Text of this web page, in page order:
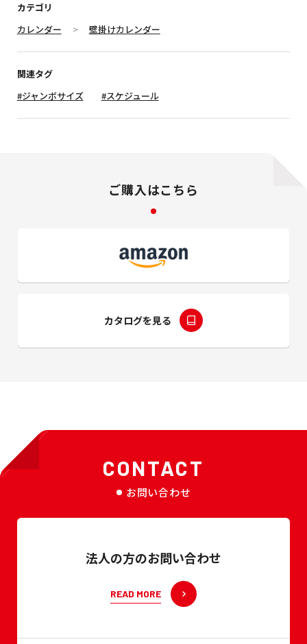
カテゴリ
カレンダー
壁掛けカレンダー
関連タグ
#ジャンボサイズ
#スケジュール
ご購入はこちら
カタログを見る
CONTACT
お問い合わせ
法人の方のお問い合わせ
READ MORE